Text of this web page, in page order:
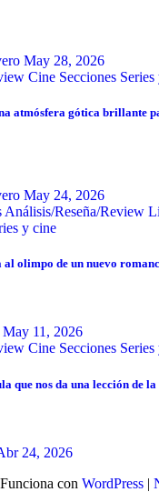
May 28, 2026
Cine Secciones
atmósfera gótica brillante
May 24, 2026
Análisis/Reseña/Review
y cine
al olimpo de un nuevo
May 11, 2026
Cine Secciones
que nos da una lección de
24, 2026
con WordPress |